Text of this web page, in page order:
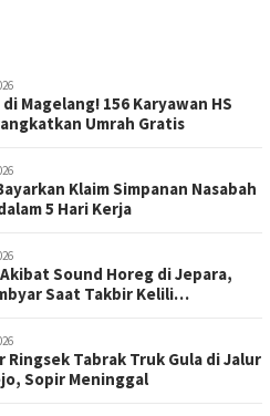
Magelang! 156 Karyawan HS
Umrah Gratis
Klaim Simpanan Nasabah
5 Hari Kerja
Sound Horeg di Jepara,
Saat Takbir Kelili…
Ringsek Tabrak Truk Gula di Jalur
Sopir Meninggal